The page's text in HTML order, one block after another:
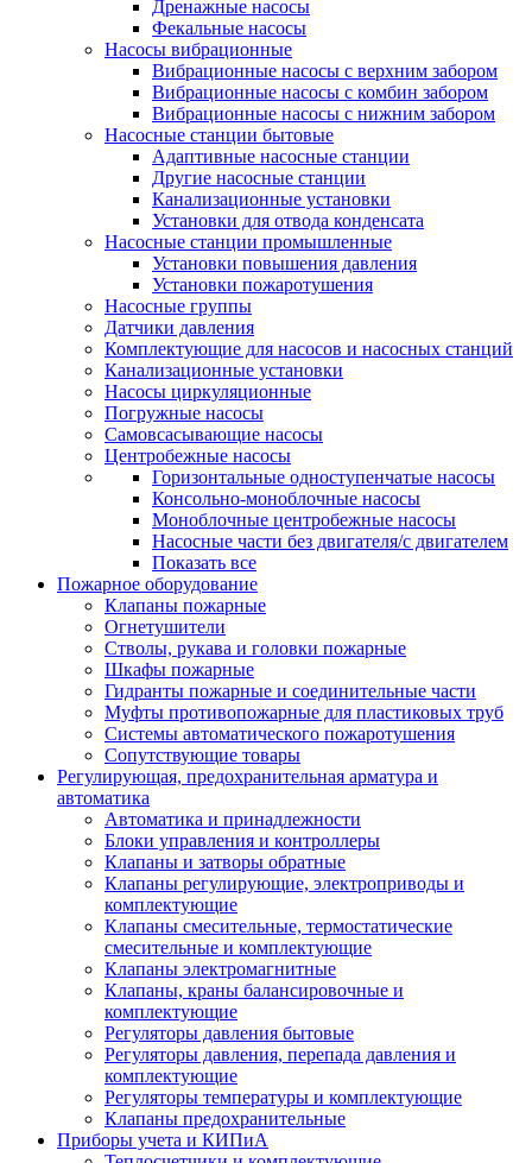
Дренажные насосы
Фекальные насосы
Насосы вибрационные
Вибрационные насосы с верхним забором
Вибрационные насосы с комбин забором
Вибрационные насосы с нижним забором
Насосные станции бытовые
Адаптивные насосные станции
Другие насосные станции
Канализационные установки
Установки для отвода конденсата
Насосные станции промышленные
Установки повышения давления
Установки пожаротушения
Насосные группы
Датчики давления
Комплектующие для насосов и насосных станций
Канализационные установки
Насосы циркуляционные
Погружные насосы
Самовсасывающие насосы
Центробежные насосы
Горизонтальные одноступенчатые насосы
Консольно-моноблочные насосы
Моноблочные центробежные насосы
Насосные части без двигателя/с двигателем
Показать все
Пожарное оборудование
Клапаны пожарные
Огнетушители
Стволы, рукава и головки пожарные
Шкафы пожарные
Гидранты пожарные и соединительные части
Муфты противопожарные для пластиковых труб
Системы автоматического пожаротушения
Сопутствующие товары
Регулирующая, предохранительная арматура и
автоматика
Автоматика и принадлежности
Блоки управления и контроллеры
Клапаны и затворы обратные
Клапаны регулирующие, электроприводы и
комплектующие
Клапаны смесительные, термостатические
смесительные и комплектующие
Клапаны электромагнитные
Клапаны, краны балансировочные и
комплектующие
Регуляторы давления бытовые
Регуляторы давления, перепада давления и
комплектующие
Регуляторы температуры и комплектующие
Клапаны предохранительные
Приборы учета и КИПиА